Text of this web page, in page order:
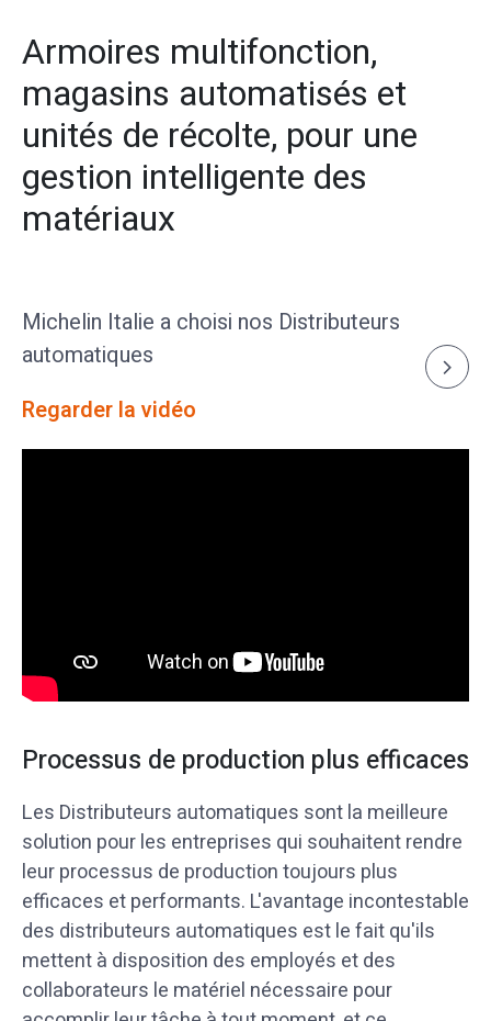
Armoires multifonction,
magasins automatisés et
unités de récolte, pour une
gestion intelligente des
matériaux​
Michelin Italie a choisi nos Distributeurs
automatiques
Regarder la vidéo​
Processus de production plus efficaces​
Les Distributeurs automatiques sont la meilleure
solution pour les entreprises qui souhaitent rendre
leur processus de production toujours plus
efficaces et performants. L'avantage incontestable
des distributeurs automatiques est le fait qu'ils
mettent à disposition des employés et des
collaborateurs le matériel nécessaire pour